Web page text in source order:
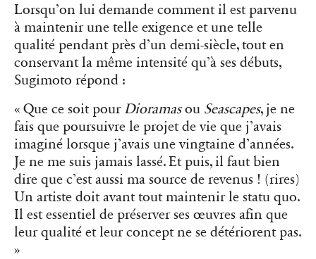
Lorsqu’on lui demande comment il est parvenu
à maintenir une telle exigence et une telle
qualité pendant près d’un demi-siècle, tout en
conservant la même intensité qu’à ses débuts,
Sugimoto répond :
« Que ce soit pour Dioramasou Seascapes, je ne
fais que poursuivre le projet de vie que j’avais
imaginé lorsque j’avais une vingtaine d’années.
Je ne me suis jamais lassé. Et puis, il faut bien
dire que c’est aussi ma source de revenus ! (rires)
Un artiste doit avant tout maintenir le statu quo.
Il est essentiel de préserver ses œuvres afin que
leur qualité et leur concept ne se détériorent pas.
»